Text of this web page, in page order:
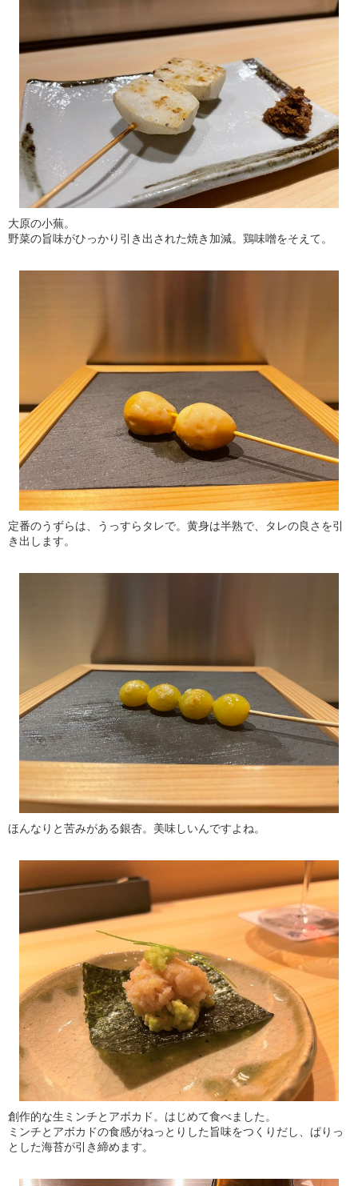
大原の小蕪。
野菜の旨味がひっかり引き出された焼き加減。鶏味噌をそえて。
定番のうずらは、うっすらタレで。黄身は半熟で、タレの良さを引
き出します。
ほんなりと苦みがある銀杏。美味しいんですよね。
創作的な生ミンチとアボカド。はじめて食べました。
ミンチとアボカドの食感がねっとりした旨味をつくりだし、ぱりっ
とした海苔が引き締めます。